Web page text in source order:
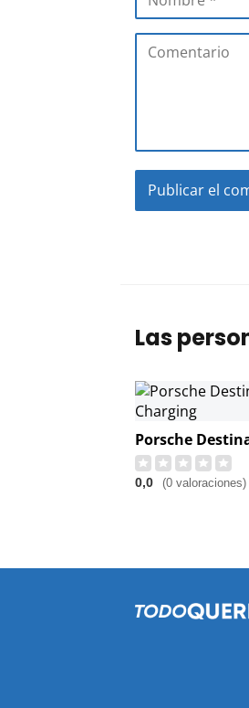
Las
0,0 (0 valoraciones)